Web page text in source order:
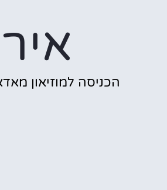
הכניסה למוזיאון